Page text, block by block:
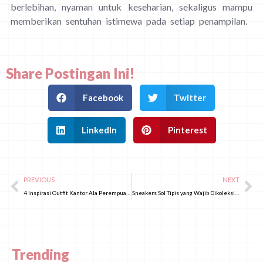
berlebihan, nyaman untuk keseharian, sekaligus mampu
memberikan sentuhan istimewa pada setiap penampilan.
Share Postingan Ini!
Facebook Twitter
LinkedIn Pinterest
PREVIOUS NEXT
Trending